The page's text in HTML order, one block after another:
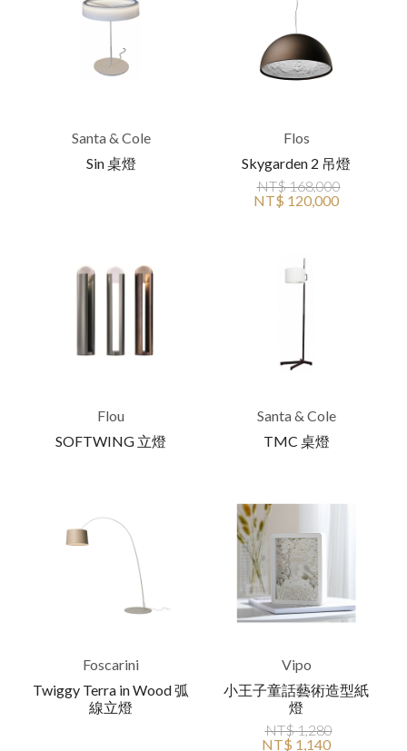
Santa & Cole
Sin 桌燈
Flos
Skygarden 2 吊燈
NT$ 168,000
NT$ 120,000
Flou
SOFTWING 立燈
Santa & Cole
TMC 桌燈
Foscarini
Twiggy Terra in Wood 弧
線立燈
Vipo
小王子童話藝術造型紙
燈
NT$ 1,280
NT$ 1,140